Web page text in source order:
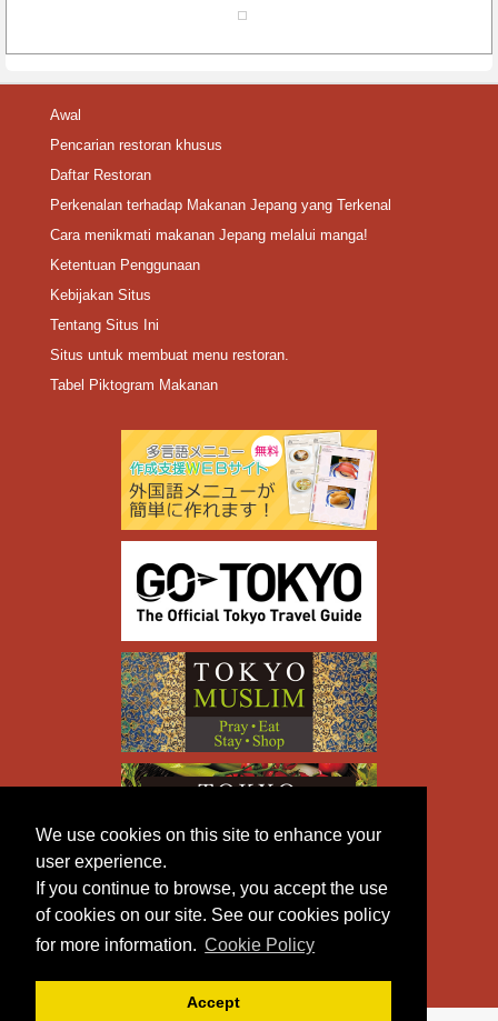
We use cookies on this site to enhance your
user experience.
If you continue to browse, you accept the use
of cookies on our site. See our cookies policy
for more information. Cookie Policy
Accept
Awal
Pencarian restoran khusus
Daftar Restoran
Perkenalan terhadap Makanan Jepang yang Terkenal
Cara menikmati makanan Jepang melalui manga!
Ketentuan Penggunaan
Kebijakan Situs
Tentang Situs Ini
Situs untuk membuat menu restoran.
Tabel Piktogram Makanan